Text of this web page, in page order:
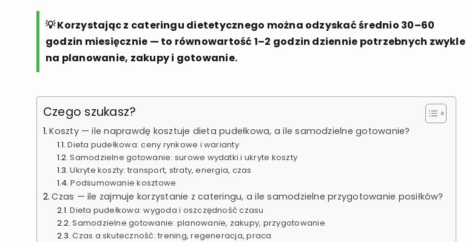
💡 Korzystając z cateringu dietetycznego można odzyskać średnio 30–60
godzin miesięcznie — to równowartość 1–2 godzin dziennie potrzebnych zwykle
na planowanie, zakupy i gotowanie.
Czego szukasz?
Koszty — ile naprawdę kosztuje dieta pudełkowa, a ile samodzielne gotowanie?
Dieta pudełkowa: ceny rynkowe i warianty
Samodzielne gotowanie: surowe wydatki i ukryte koszty
Ukryte koszty: transport, straty, energia, czas
Podsumowanie kosztowe
Czas — ile zajmuje korzystanie z cateringu, a ile samodzielne przygotowanie posiłków?
Dieta pudełkowa: wygoda i oszczędność czasu
Samodzielne gotowanie: planowanie, zakupy, przygotowanie
Czas a skuteczność: trening, regeneracja, praca